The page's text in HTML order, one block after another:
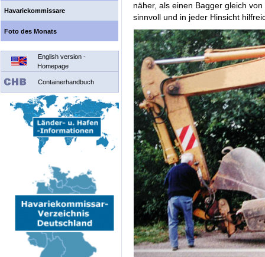
Havariekommissare
Foto des Monats
English version -
Homepage
Containerhandbuch
näher, als einen Bagger gleich
sinnvoll und in jeder Hinsicht